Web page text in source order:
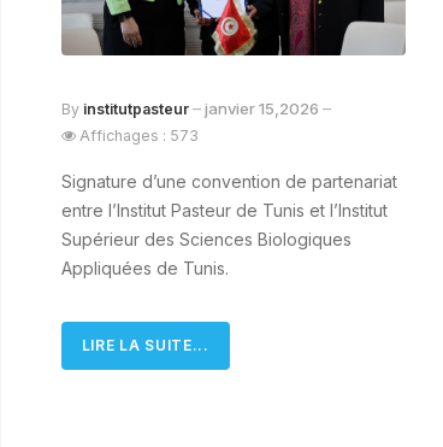
By institutpasteur janvier 15,2026
Affichages : 573
Signature d’une convention de partenariat
entre l’Institut Pasteur de Tunis et l’Institut
Supérieur des Sciences Biologiques
Appliquées de Tunis.
LIRE LA SUITE...